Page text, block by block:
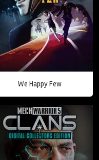
We Happy Few